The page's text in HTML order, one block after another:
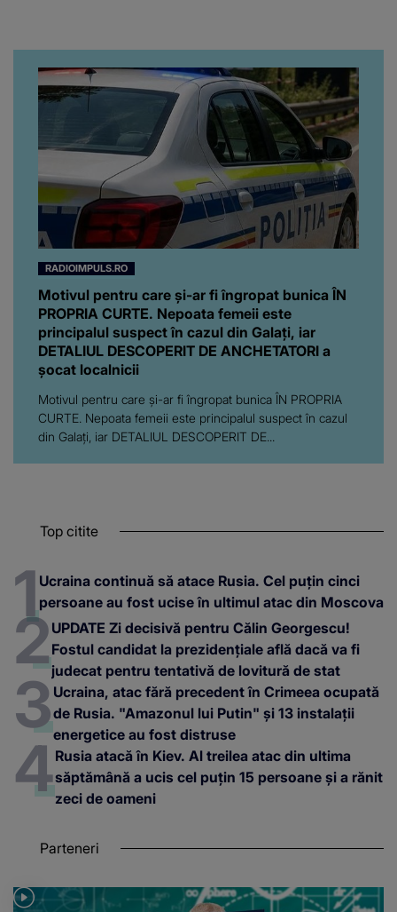
obrazul.”
RADIOIMPULS.RO
Motivul pentru care și-ar fi îngropat bunica ÎN
PROPRIA CURTE. Nepoata femeii este
principalul suspect în cazul din Galați, iar
DETALIUL DESCOPERIT DE ANCHETATORI a
șocat localnicii
Motivul pentru care și-ar fi îngropat bunica ÎN PROPRIA
CURTE. Nepoata femeii este principalul suspect în cazul
din Galați, iar DETALIUL DESCOPERIT DE...
Top citite
Ucraina continuă să atace Rusia. Cel puțin cinci
persoane au fost ucise în ultimul atac din Moscova
UPDATE Zi decisivă pentru Călin Georgescu!
Fostul candidat la prezidențiale află dacă va fi
judecat pentru tentativă de lovitură de stat
Ucraina, atac fără precedent în Crimeea ocupată
de Rusia. "Amazonul lui Putin" și 13 instalații
energetice au fost distruse
Rusia atacă în Kiev. Al treilea atac din ultima
săptămână a ucis cel puțin 15 persoane și a rănit
zeci de oameni
Parteneri